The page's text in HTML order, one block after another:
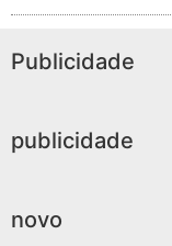
Publicidade
publicidade
novo